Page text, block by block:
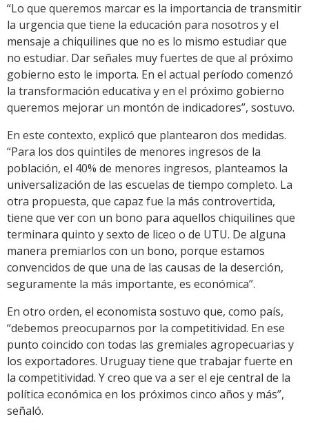
“Lo que queremos marcar es la importancia de transmitir
la urgencia que tiene la educación para nosotros y el
mensaje a chiquilines que no es lo mismo estudiar que
no estudiar. Dar señales muy fuertes de que al próximo
gobierno esto le importa. En el actual período comenzó
la transformación educativa y en el próximo gobierno
queremos mejorar un montón de indicadores”, sostuvo.
En este contexto, explicó que plantearon dos medidas.
“Para los dos quintiles de menores ingresos de la
población, el 40% de menores ingresos, planteamos la
universalización de las escuelas de tiempo completo. La
otra propuesta, que capaz fue la más controvertida,
tiene que ver con un bono para aquellos chiquilines que
terminara quinto y sexto de liceo o de UTU. De alguna
manera premiarlos con un bono, porque estamos
convencidos de que una de las causas de la deserción,
seguramente la más importante, es económica”.
En otro orden, el economista sostuvo que, como país,
“debemos preocuparnos por la competitividad. En ese
punto coincido con todas las gremiales agropecuarias y
los exportadores. Uruguay tiene que trabajar fuerte en
la competitividad. Y creo que va a ser el eje central de la
política económica en los próximos cinco años y más”,
señaló.